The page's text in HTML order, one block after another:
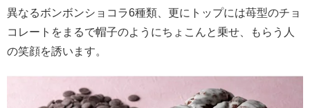
異なるボンボンショコラ6種類、更にトップには苺型のチョ
コレートをまるで帽子のようにちょこんと乗せ、もらう人
の笑顔を誘います。